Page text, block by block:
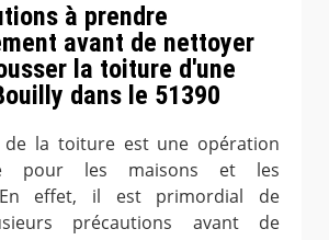
à prendre
avant de nettoyer
la toiture d'une
dans le 51390
de la toiture est une opération
pour les maisons et les
En effet, il est primordial de
précautions avant de